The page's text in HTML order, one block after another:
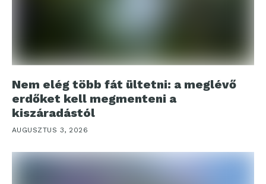
Nem elég több fát ültetni: a meglévő
erdőket kell megmenteni a
kiszáradástól
AUGUSZTUS 3, 2026